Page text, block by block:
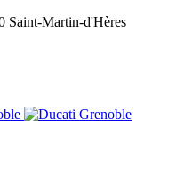
Saint-Martin-d'Hères